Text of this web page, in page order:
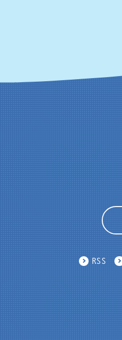
RSS